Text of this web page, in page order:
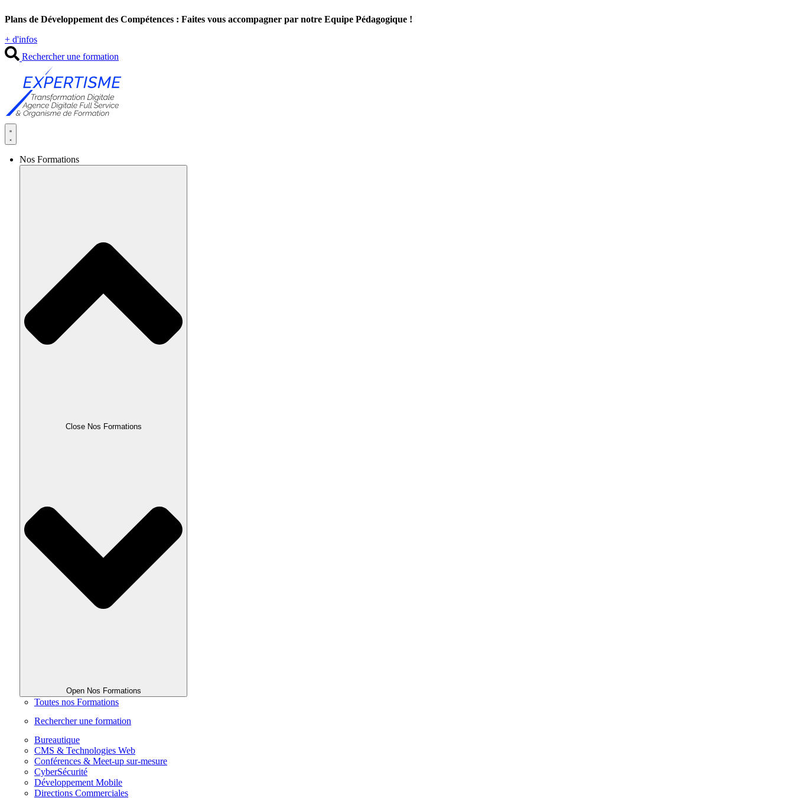
au
Plans de Développement des Compétences : Faites vous accompagner par notre Equipe Pédagogique !
+ d'infos
Rechercher une formation
Nos Formations
Close Nos Formations
Open Nos Formations
Toutes nos Formations
Rechercher une formation
Bureautique
CMS & Technologies Web
Conférences & Meet-up sur-mesure
CyberSécurité
Développement Mobile
Directions Commerciales